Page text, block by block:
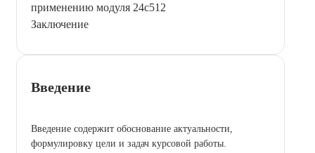
применению модуля 24c512
Заключение
Введение
Введение содержит обоснование актуальности,
формулировку цели и задач курсовой работы.